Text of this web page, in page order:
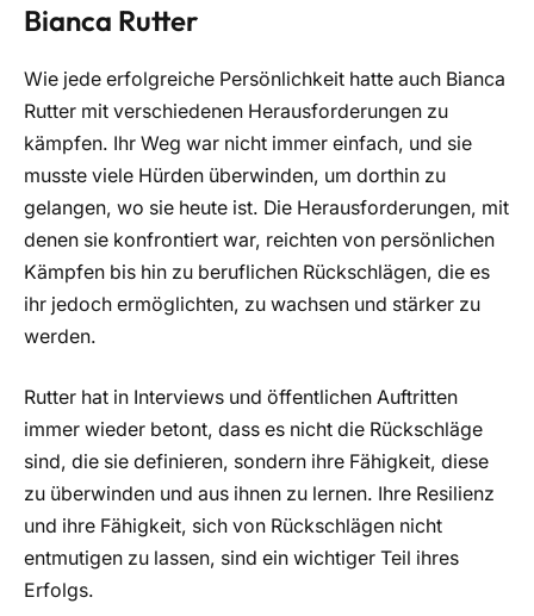
Bianca Rutter
Wie jede erfolgreiche Persönlichkeit hatte auch Bianca
Rutter mit verschiedenen Herausforderungen zu
kämpfen. Ihr Weg war nicht immer einfach, und sie
musste viele Hürden überwinden, um dorthin zu
gelangen, wo sie heute ist. Die Herausforderungen, mit
denen sie konfrontiert war, reichten von persönlichen
Kämpfen bis hin zu beruflichen Rückschlägen, die es
ihr jedoch ermöglichten, zu wachsen und stärker zu
werden.
Rutter hat in Interviews und öffentlichen Auftritten
immer wieder betont, dass es nicht die Rückschläge
sind, die sie definieren, sondern ihre Fähigkeit, diese
zu überwinden und aus ihnen zu lernen. Ihre Resilienz
und ihre Fähigkeit, sich von Rückschlägen nicht
entmutigen zu lassen, sind ein wichtiger Teil ihres
Erfolgs.